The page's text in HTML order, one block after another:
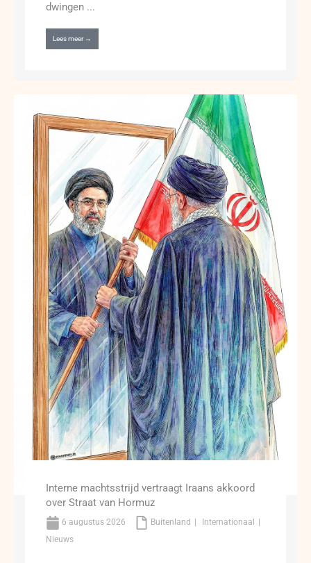
dwingen ...
Lees meer →
Interne machtsstrijd vertraagt Iraans akkoord
over Straat van Hormuz
6 augustus 2026 Buitenland
Internationaal
Nieuws